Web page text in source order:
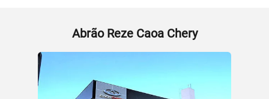
Abrão Reze Caoa Chery